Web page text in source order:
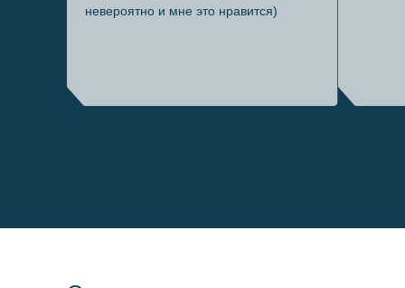
невероятно и мне это нравится)